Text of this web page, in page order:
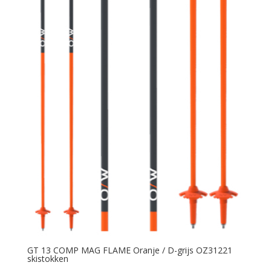
GT 13 COMP MAG FLAME Oranje / D-grijs OZ31221
skistokken